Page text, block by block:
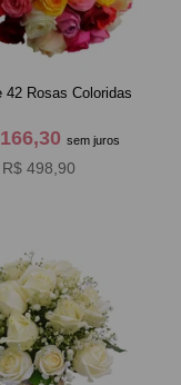
42 Rosas Coloridas
sem juros
R$ 498,90